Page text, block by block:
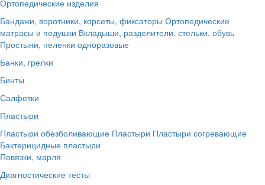
Ортопедические изделия
Бандажи, воротники, корсеты, фиксаторы Ортопедические
матрасы и подушки Вкладыши, разделители, стельки, обувь
Простыни, пеленки одноразовые
Банки, грелки
Бинты
Салфетки
Пластыри
Пластыри обезболивающие Пластыри Пластыри согревающие
Бактерицидные пластыри
Повязки, марля
Диагностические тесты